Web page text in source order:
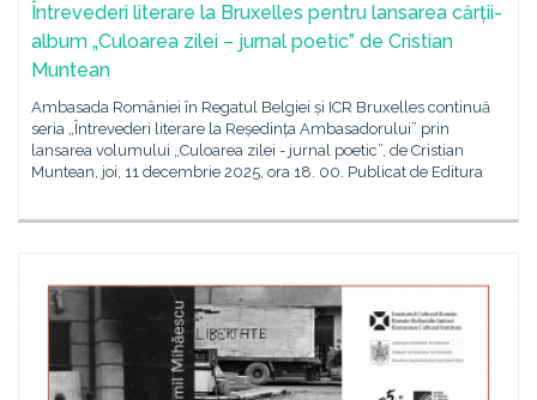
Întrevederi literare la Bruxelles pentru lansarea cărții-
album „Culoarea zilei – jurnal poetic” de Cristian
Muntean
Ambasada României în Regatul Belgiei și ICR Bruxelles continuă
seria „Întrevederi literare la Reședința Ambasadorului” prin
lansarea volumului „Culoarea zilei - jurnal poetic”, de Cristian
Muntean, joi, 11 decembrie 2025, ora 18. 00. Publicat de Editura